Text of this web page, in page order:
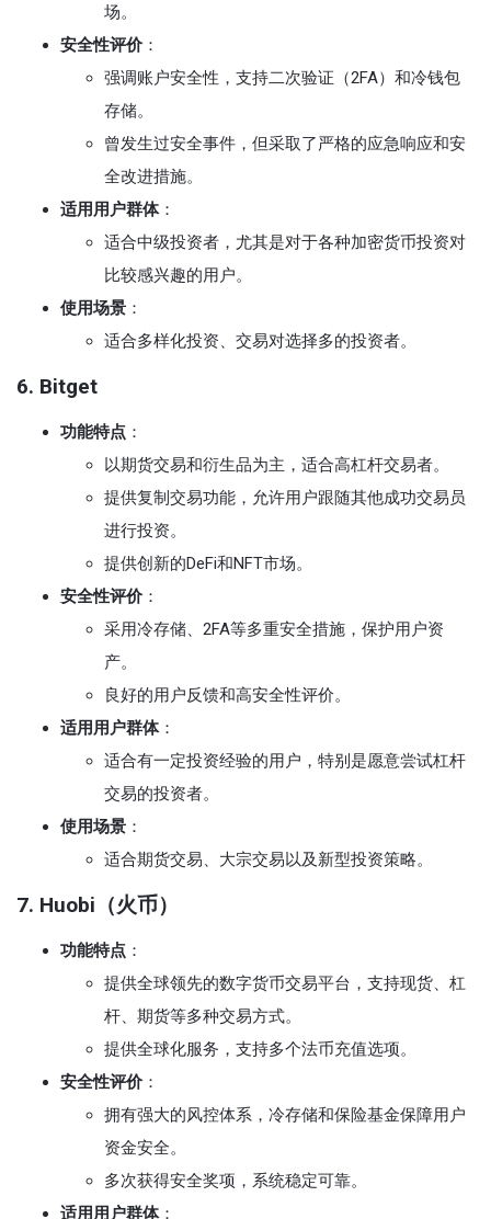
场。
安全性评价 ：
强调账户安全性，支持二次验证（2FA）和冷钱包
存储。
曾发生过安全事件，但采取了严格的应急响应和安
全改进措施。
适用用户群体：
适合中级投资者，尤其是对于各种加密货币投资对
比较感兴趣的用户。
使用场景 ：
适合多样化投资、交易对选择多的投资者。
6. Bitget
功能特点 ：
以期货交易和衍生品为主，适合高杠杆交易者。
提供复制交易功能，允许用户跟随其他成功交易员
进行投资。
提供创新的DeFi和NFT市场。
安全性评价 ：
采用冷存储、2FA等多重安全措施，保护用户资
产。
良好的用户反馈和高安全性评价。
适用用户群体：
适合有一定投资经验的用户，特别是愿意尝试杠杆
交易的投资者。
使用场景 ：
适合期货交易、大宗交易以及新型投资策略。
7. Huobi（火币）
功能特点 ：
提供全球领先的数字货币交易平台，支持现货、杠
杆、期货等多种交易方式。
提供全球化服务，支持多个法币充值选项。
安全性评价 ：
拥有强大的风控体系，冷存储和保险基金保障用户
资金安全。
多次获得安全奖项，系统稳定可靠。
适用用户群体：